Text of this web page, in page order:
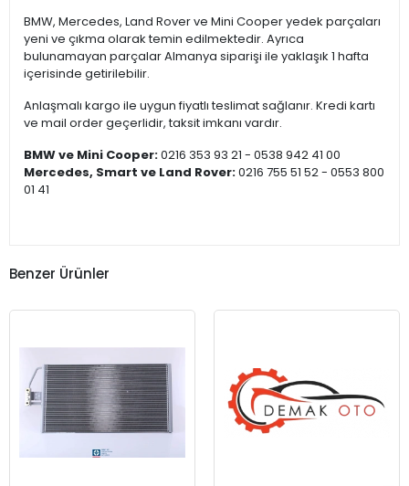
BMW, Mercedes, Land Rover ve Mini Cooper yedek parçaları
yeni ve çıkma olarak temin edilmektedir. Ayrıca
bulunamayan parçalar Almanya siparişi ile yaklaşık 1 hafta
içerisinde getirilebilir.
Anlaşmalı kargo ile uygun fiyatlı teslimat sağlanır. Kredi kartı
ve mail order geçerlidir, taksit imkanı vardır.
BMW ve Mini Cooper:0216 353 93 21 - 0538 942 41 00
Mercedes, Smart ve Land Rover:0216 755 51 52 - 0553 800
01 41
Benzer Ürünler